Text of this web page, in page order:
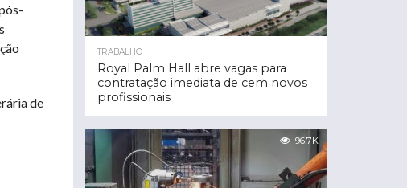
de
TRABALHO
Royal Palm Hall abre vagas para
contratação imediata de cem novos
profissionais
96.7K